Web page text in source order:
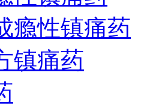
瘾性镇痛药
镇痛药